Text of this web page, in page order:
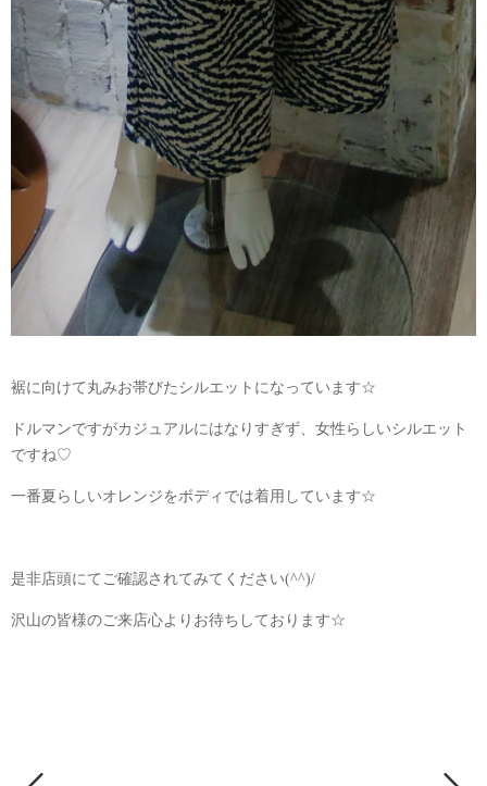
裾に向けて丸みお帯びたシルエットになっています☆
ドルマンですがカジュアルにはなりすぎず、女性らしいシルエット
ですね♡
一番夏らしいオレンジをボディでは着用しています☆
是非店頭にてご確認されてみてください(^^)/
沢山の皆様のご来店心よりお待ちしております☆